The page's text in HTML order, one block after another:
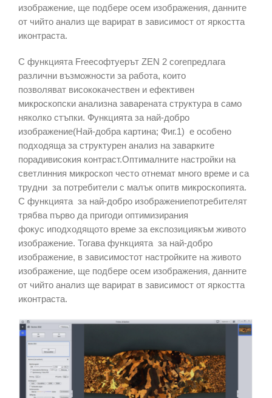
изображение, ще подбере осем изображения, данните
от чийто анализ ще варират в зависимост от яркостта
иконтраста.
С функцията Freeсофтуерът ZEN 2 coreпредлага
различни възможности за работа, които
позволяват висококачествен и ефективен
микроскопски анализна заварената структура в само
няколко стъпки. Функцията за най-добро
изображение(Най-добра картина; Фиг.1) е особено
подходяща за структурен анализ на заварките
порадивисокия контраст.Оптималните настройки на
светлинния микроскоп често отнемат много време и са
трудни за потребители с малък опитв микроскопията.
С функцията за най-добро изображениепотребителят
трябва първо да пригоди оптимизирания
фокус иподходящото време за експозициякъм живото
изображение. Тогава функцията за най-добро
изображение, в зависимостот настройките на живото
изображение, ще подбере осем изображения, данните
от чийто анализ ще варират в зависимост от яркостта
иконтраста.